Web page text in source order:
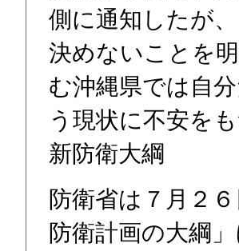
側に通知したが
決めないことを
む沖縄県では自
う現状に不安を
新防衛大綱
防衛省は７月２
防衛計画の大綱